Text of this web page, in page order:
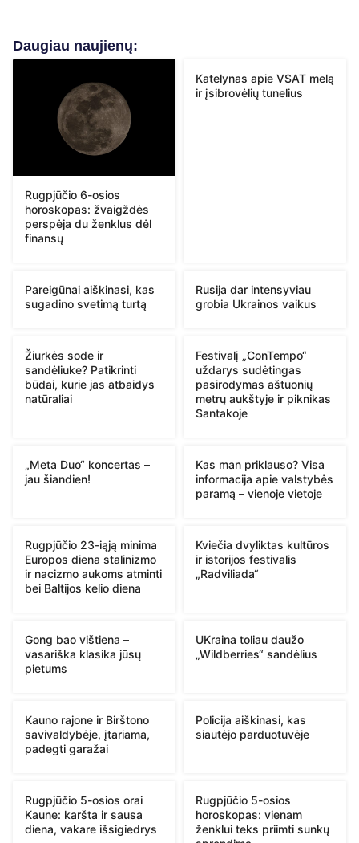
Daugiau naujienų:
Rugpjūčio 6-osios
horoskopas: žvaigždės
perspėja du ženklus dėl
finansų
Katelynas apie VSAT melą
ir įsibrovėlių tunelius
Pareigūnai aiškinasi, kas
sugadino svetimą turtą
Rusija dar intensyviau
grobia Ukrainos vaikus
Žiurkės sode ir
sandėliuke? Patikrinti
būdai, kurie jas atbaidys
natūraliai
Festivalį „ConTempo“
uždarys sudėtingas
pasirodymas aštuonių
metrų aukštyje ir piknikas
Santakoje
„Meta Duo“ koncertas –
jau šiandien!
Kas man priklauso? Visa
informacija apie valstybės
paramą – vienoje vietoje
Rugpjūčio 23-iąją minima
Europos diena stalinizmo
ir nacizmo aukoms atminti
bei Baltijos kelio diena
Kviečia dvyliktas kultūros
ir istorijos festivalis
„Radviliada“
Gong bao vištiena –
vasariška klasika jūsų
pietums
UKraina toliau daužo
„Wildberries“ sandėlius
Kauno rajone ir Birštono
savivaldybėje, įtariama,
padegti garažai
Policija aiškinasi, kas
siautėjo parduotuvėje
Rugpjūčio 5-osios orai
Kaune: karšta ir sausa
diena, vakare išsigiedrys
Rugpjūčio 5-osios
horoskopas: vienam
ženklui teks priimti sunkų